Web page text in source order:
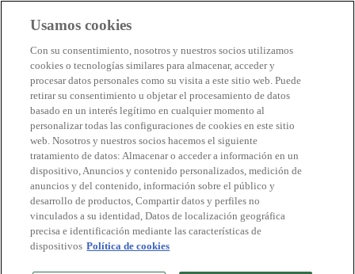
Empresas Biosphere
Cómo valoramos
Quienes somos
ES
English
Português
Français
Català
Deutsch
Türkçe
Construimos modelos sostenibles y certificamos las
buenas prácticas
Usamos cookies
Con su consentimiento, nosotros y nuestros socios utilizamos
cookies o tecnologías similares para almacenar, acceder y
procesar datos personales como su visita a este sitio web. Puede
retirar su consentimiento u objetar el procesamiento de datos
basado en un interés legítimo en cualquier momento al
personalizar todas las configuraciones de cookies en este sitio
web. Nosotros y nuestros socios hacemos el siguiente
tratamiento de datos: Almacenar o acceder a información en un
dispositivo, Anuncios y contenido personalizados, medición de
anuncios y del contenido, información sobre el público y
desarrollo de productos, Compartir datos y perfiles no
vinculados a su identidad, Datos de localización geográfica
precisa e identificación mediante las características de
dispositivos Política de cookies